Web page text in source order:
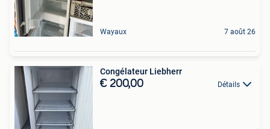
Wayaux 7 août 26
Congélateur Liebherr
€ 200,00 Détails